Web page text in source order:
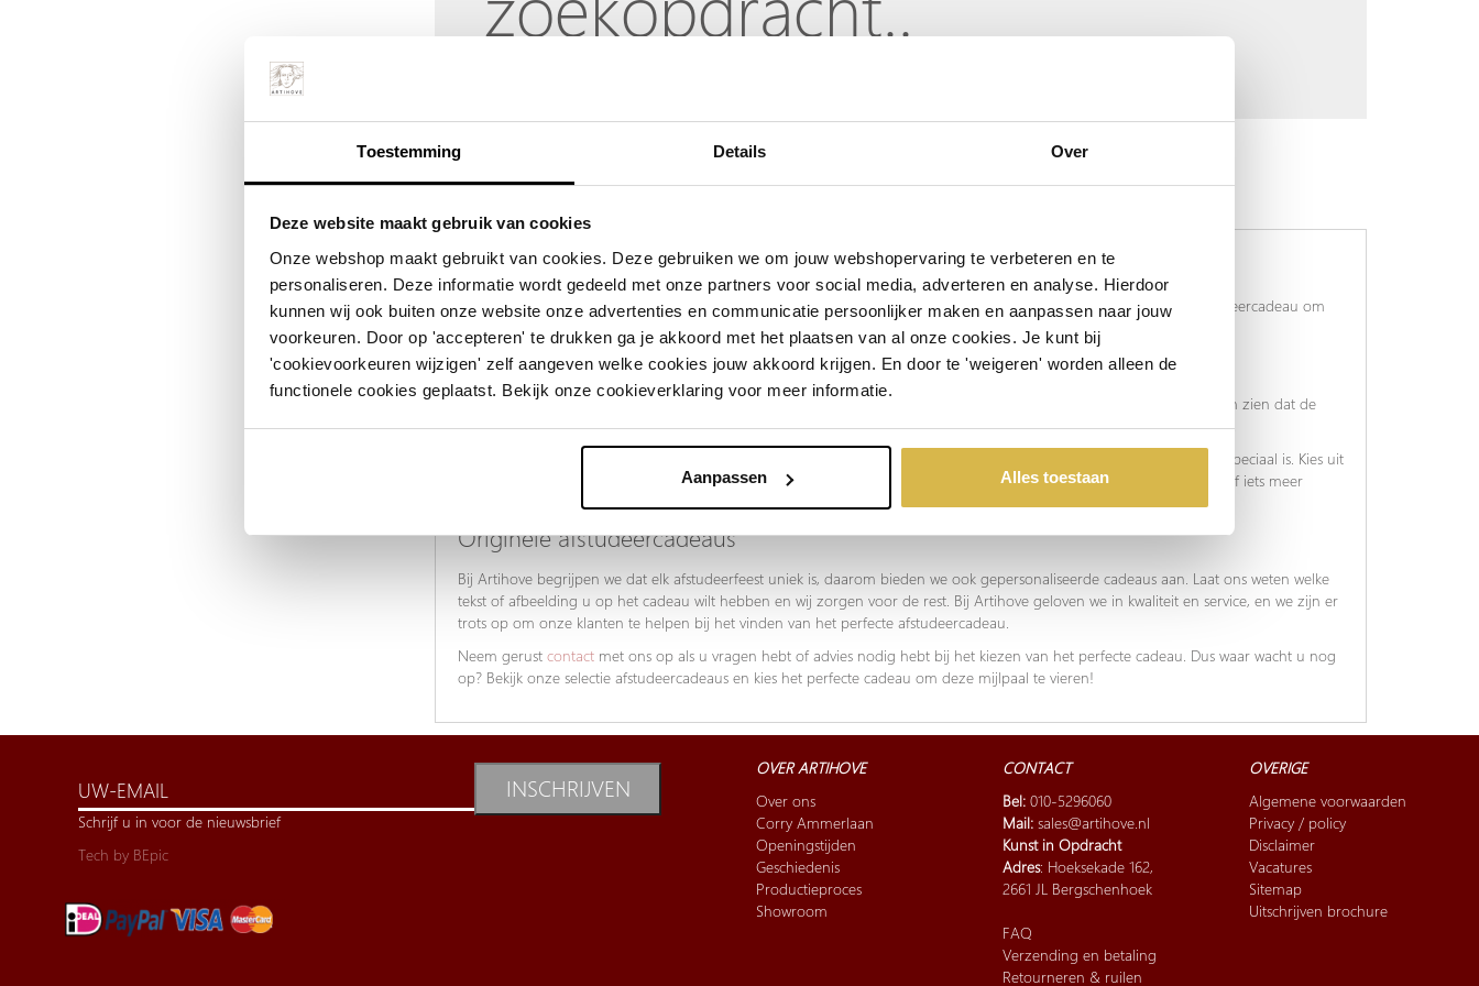
Toestemming Details Over
Deze website maakt gebruik van cookies
Onze webshop maakt gebruikt van cookies. Deze gebruiken we om jouw webshopervaring te verbeteren en te
personaliseren. Deze informatie wordt gedeeld met onze partners voor social media, adverteren en analyse. Hierdoor
kunnen wij ook buiten onze website onze advertenties en communicatie persoonlijker maken en aanpassen naar jouw
voorkeuren. Door op 'accepteren' te drukken ga je akkoord met het plaatsen van al onze cookies. Je kunt bij
'cookievoorkeuren wijzigen' zelf aangeven welke cookies jouw akkoord krijgen. En door te 'weigeren' worden alleen de
functionele cookies geplaatst. Bekijk onze cookieverklaring voor meer informatie.
Aanpassen Alles toestaan
Afstudeercadeau kopen - Geslaagd!
Het behalen van een diploma is een prestatie om trots op te zijn en daarom verdient u dierbrare een bijzonder afstudeercadeau om
Geschenken op maat
Of het nu gaat om een persoonlijk kunstwerk, een inspirerende tekst op een
om te laten zien dat de
afsgestudeerde klaar is voor de volgende stap in zijn of haar carrière, bij Artihove vindt u het perfecte afstudeercadeau.
Onze afstudeercadeaus zijn gemaakt door getalenteerde kunstenaars en ambachtslieden, waardoor elk stuk uniek en speciaal is. Kies uit
een breed scala aan materialen, waaronder glas, metaal en keramiek. Of u nu op zoek bent naar een klassiek cadeau of iets meer
eigentijds, wij hebben het in huis.
Originele afstudeercadeaus
Bij Artihove begrijpen we dat elk afstudeerfeest uniek is, daarom bieden we ook gepersonaliseerde cadeaus aan. Laat ons weten welke
tekst of afbeelding u op het cadeau wilt hebben en wij zorgen voor de rest. Bij Artihove geloven we in kwaliteit en service, en we zijn er
trots op om onze klanten te helpen bij het vinden van het perfecte afstudeercadeau.
Neem gerust contactmet ons op als u vragen hebt of advies nodig hebt bij het kiezen van het perfecte cadeau. Dus waar wacht u nog
op? Bekijk onze selectie afstudeercadeaus en kies het perfecte cadeau om deze mijlpaal te vieren!
INSCHRIJVEN
Schrijf u in voor de nieuwsbrief
Tech by BEpic
OVER ARTIHOVE
Over ons
Corry Ammerlaan
Openingstijden
Geschiedenis
Productieproces
Showroom
CONTACT
Bel: 010-5296060
Mail: sales@artihove.nl
Kunst in Opdracht
Adres: Hoeksekade 162,
2661 JL Bergschenhoek
FAQ
Verzending en betaling
Retourneren & ruilen
OVERIGE
Algemene voorwaarden
Privacy / policy
Disclaimer
Vacatures
Sitemap
Uitschrijven brochure